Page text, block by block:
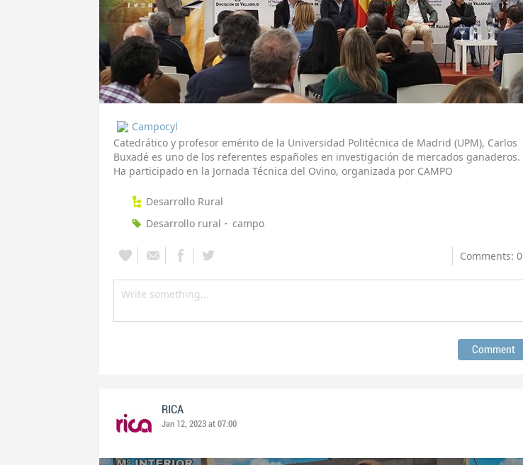
Campocyl
Catedrático y profesor emérito de la Universidad Politécnica de Madrid (UPM), Carlos
Buxadé es uno de los referentes españoles en investigación de mercados ganaderos.
Ha participado en la Jornada Técnica del Ovino, organizada por CAMPO
Desarrollo Rural
Desarrollo rural
campo
Comments: 0
RICA
Jan 12, 2023 at 07:00